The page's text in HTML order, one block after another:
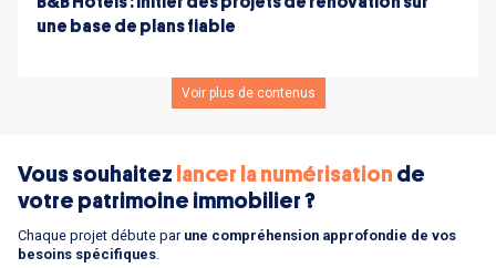
une base de plans fiable
Voir plus de contenus
Vous souhaitez lancer la numérisation de
votre patrimoine immobilier ?
Chaque projet débute par une compréhension approfondie de vos
besoins spécifiques